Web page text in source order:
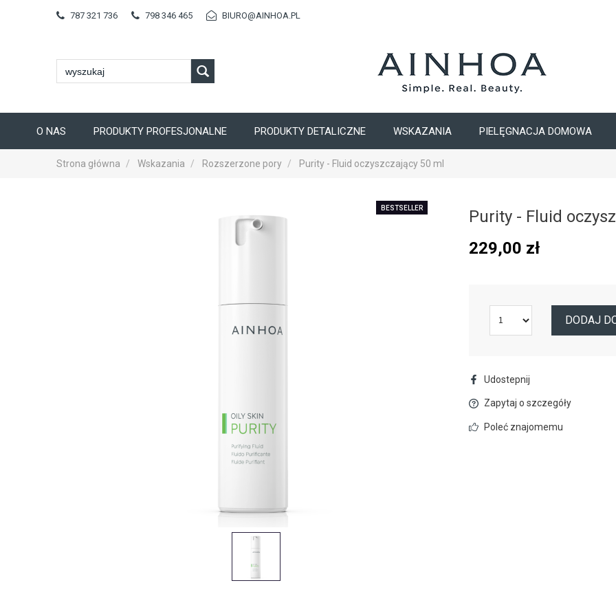
787 321 736 798 346 465 BIURO@AINHOA.PL
O NAS PRODUKTY PROFESJONALNE PRODUKTY DETALICZNE WSKAZANIA PIELĘGNACJA DOMOWA
Strona główna Wskazania Rozszerzone pory Purity - Fluid oczyszczający 50 ml
BESTSELLER
Purity - Fluid
229,00 zł
DODAJ
Udostepnij
Zapytaj o szczegóły
Poleć znajomemu